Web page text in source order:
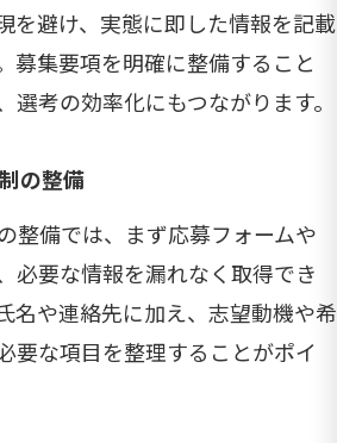
を避け、実態に即した情報を記載
募集要項を明確に整備すること
選考の効率化にもつながります。
の整備
整備では、まず応募フォームや
必要な情報を漏れなく取得でき
名や連絡先に加え、志望動機や希
要な項目を整理することがポイ